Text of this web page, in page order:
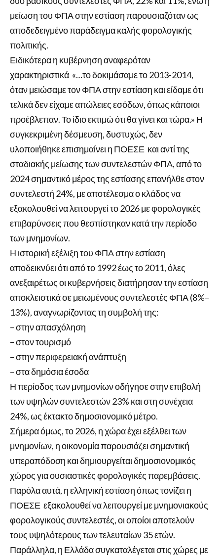
μείωση του ΦΠΑ στην εστίαση παρουσιαζόταν ως
αποδεδειγμένο παράδειγμα καλής φορολογικής
πολιτικής.
Ειδικότερα η κυβέρνηση αναφερόταν
χαρακτηριστικά «…το δοκιμάσαμε το 2013-2014,
όταν μειώσαμε τον ΦΠΑ στην εστίαση και είδαμε ότι
τελικά δεν είχαμε απώλειες εσόδων, όπως κάποιοι
προέβλεπαν. Το ίδιο εκτιμώ ότι θα γίνει και τώρα.» Η
συγκεκριμένη δέσμευση, δυστυχώς, δεν
υλοποιήθηκε επισημαίνει η ΠΟΕΣΕ και αντί της
σταδιακής μείωσης των συντελεστών ΦΠΑ, από το
2024 σημαντικό μέρος της εστίασης επανήλθε στον
συντελεστή 24%, με αποτέλεσμα ο κλάδος να
εξακολουθεί να λειτουργεί το 2026 με φορολογικές
επιβαρύνσεις που θεσπίστηκαν κατά την περίοδο
των μνημονίων.
Η ιστορική εξέλιξη του ΦΠΑ στην εστίαση
αποδεικνύει ότι από το 1992 έως το 2011, όλες
ανεξαιρέτως οι κυβερνήσεις διατήρησαν την εστίαση
αποκλειστικά σε μειωμένους συντελεστές ΦΠΑ (8%–
13%), αναγνωρίζοντας τη συμβολή της:
– στην απασχόληση
– στον τουρισμό
– στην περιφερειακή ανάπτυξη
– στα δημόσια έσοδα
Η περίοδος των μνημονίων οδήγησε στην επιβολή
των υψηλών συντελεστών 23% και στη συνέχεια
24%, ως έκτακτο δημοσιονομικό μέτρο.
Σήμερα όμως, το 2026, η χώρα έχει εξέλθει των
μνημονίων, η οικονομία παρουσιάζει σημαντική
υπεραπόδοση και δημιουργείται δημοσιονομικός
χώρος για ουσιαστικές φορολογικές παρεμβάσεις.
Παρόλα αυτά, η ελληνική εστίαση όπως τονίζει η
ΠΟΕΣΕ εξακολουθεί να λειτουργεί με μνημονιακούς
φορολογικούς συντελεστές, οι οποίοι αποτελούν
τους υψηλότερους των τελευταίων 35 ετών.
Παράλληλα, η Ελλάδα συγκαταλέγεται στις χώρες με